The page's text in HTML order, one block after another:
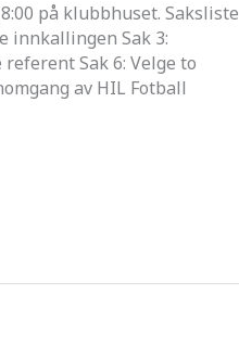
på klubbhuset. Saksliste
innkallingen Sak 3:
Sak 6: Velge to
av HIL Fotball